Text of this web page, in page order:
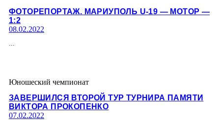
ФОТОРЕПОРТАЖ. МАРИУПОЛЬ U-19 — МОТОР —
1:2
08.02.2022
...
Юношеский чемпионат
ЗАВЕРШИЛСЯ ВТОРОЙ ТУР ТУРНИРА ПАМЯТИ
ВИКТОРА ПРОКОПЕНКО
07.02.2022